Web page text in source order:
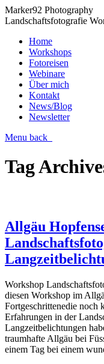
Marker92 Photography
Landschaftsfotografie
Home
Workshops
Fotoreisen
Webinare
Über mich
Kontakt
News/Blog
Newsletter
Menu back
Tag
Allgäu
Workshop
diesen Workshop im
Fortgeschrittenedie noch
Erfahrungen in der
Langzeitbelichtungen
traumhafte Allgäu bei
einem Tag bei einem